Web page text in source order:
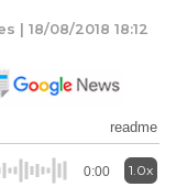
| 18/08/2018 18:12
readme
0:00 1.0x